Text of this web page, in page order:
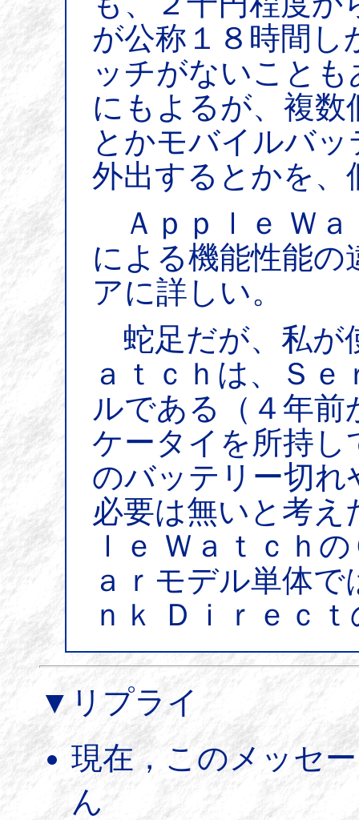
が公称１８時間し
ッチがないこと
にもよるが、複数
とかモバイルバ
外出するとかを、
Ａｐｐｌｅ Ｗａ
による機能性能
アに詳しい。
蛇足だが、私が
ａｔｃｈは、Ｓ
ルである（４年
ケータイを所持し
のバッテリー切れ
必要は無いと考え
ｌｅ Ｗａｔｃｈ
ａｒモデル単体
ｎｋ Ｄｉｒｅｃ
▼リプライ
現在，このメッセ
ん